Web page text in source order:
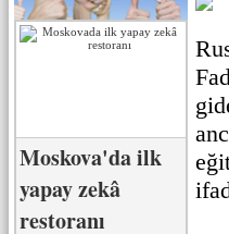
Moskova'da ilk
yapay zekâ
restoranı